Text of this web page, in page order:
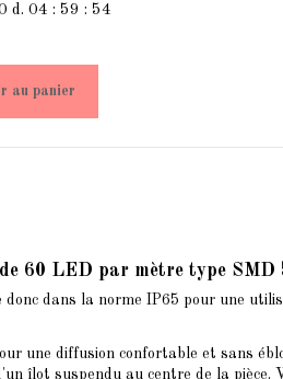
d. 04 : 59 : 53
au panier
60 LED par mètre type SMD
dans la norme IP65 pour une
une diffusion confortable et sans
îlot suspendu au centre de la pièce.